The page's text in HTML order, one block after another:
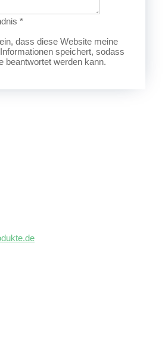
*
dass diese Website meine
speichert, sodass
beantwortet werden kann.